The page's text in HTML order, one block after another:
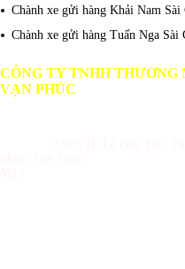
Chành xe gửi hàng Khải Nam Sài
Chành xe gửi hàng Tuấn Nga Sài
CÔNG TY TNHH THƯƠNG
VẠN PHÚC